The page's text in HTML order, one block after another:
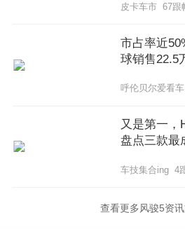
皮卡车市 67跟
市占率近
球销售22.5
呼伦贝尔爱看车
又是第一，
盘点三款最
车技集合ing 4
查看更多风骏5资